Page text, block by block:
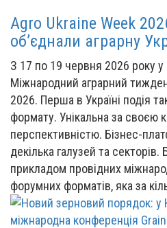
Agro Ukraine Week
об’єднали аграрну
З 17 по 19 червня 2026 року у
Міжнародний аграрний
2026. Перша в Україні подія
формату. Унікальна за своєю
перспективністю. Бізнес-
декілька галузей та
прикладом провідних
форумних форматів, яка за